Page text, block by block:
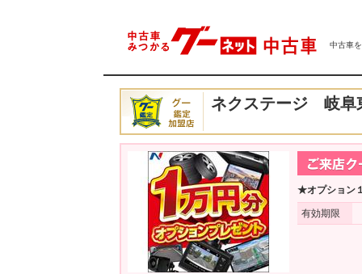
中古車
ネクステージ 岐阜
★オプション
有効期限